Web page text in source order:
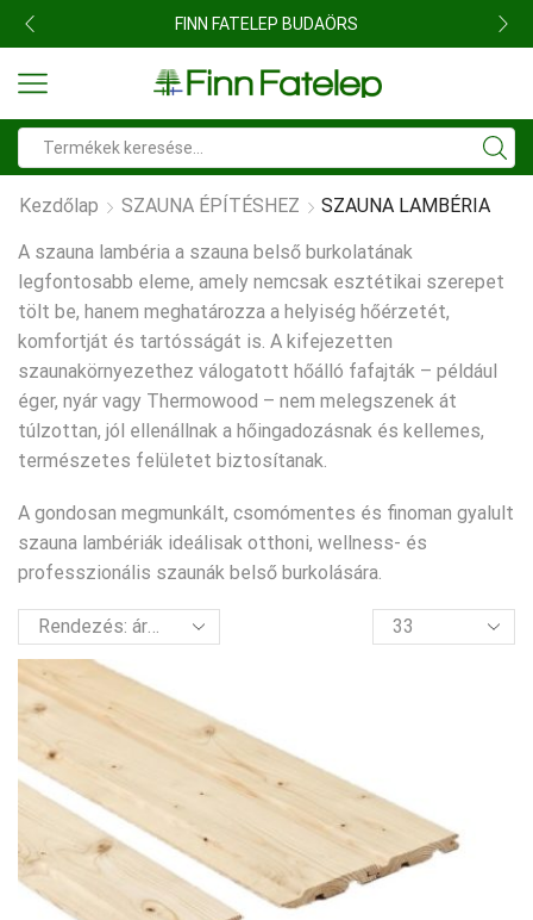
FINN FATELEP BUDAÖRS
input
Kezdőlap SZAUNA ÉPÍTÉSHEZ SZAUNA LAMBÉRIA
A szauna lambéria a szauna belső burkolatának
legfontosabb eleme, amely nemcsak esztétikai szerepet
tölt be, hanem meghatározza a helyiség hőérzetét,
komfortját és tartósságát is. A kifejezetten
szaunakörnyezethez válogatott hőálló fafajták – például
éger, nyár vagy Thermowood – nem melegszenek át
túlzottan, jól ellenállnak a hőingadozásnak és kellemes,
természetes felületet biztosítanak.
A gondosan megmunkált, csomómentes és finoman gyalult
szauna lambériák ideálisak otthoni, wellness- és
professzionális szaunák belső burkolására.
termék
per